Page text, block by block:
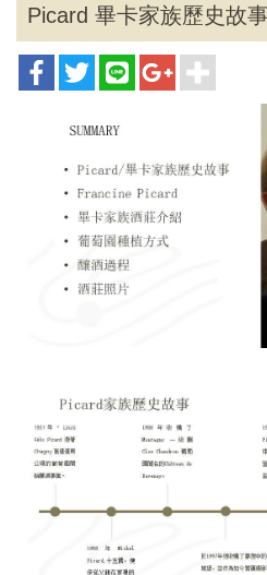
Picard 畢卡家族歷史故